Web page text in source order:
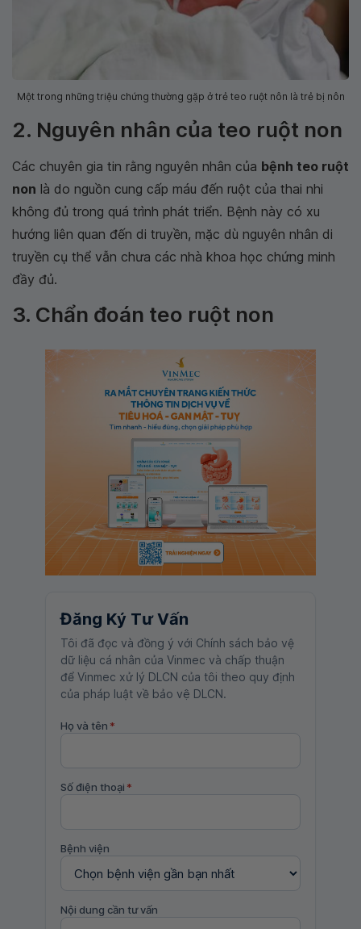
Một trong những triệu chứng thường gặp ở trẻ teo ruột nôn là trẻ bị nôn
2. Nguyên nhân của teo ruột non
Các chuyên gia tin rằng nguyên nhân của bệnh teo ruột
non là do nguồn cung cấp máu đến ruột của thai nhi
không đủ trong quá trình phát triển. Bệnh này có xu
hướng liên quan đến di truyền, mặc dù nguyên nhân di
truyền cụ thể vẫn chưa các nhà khoa học chứng minh
đầy đủ.
3. Chẩn đoán teo ruột non
Đăng Ký Tư Vấn
Tôi đã đọc và đồng ý với Chính sách bảo vệ
dữ liệu cá nhân của Vinmec và chấp thuận
để Vinmec xử lý DLCN của tôi theo quy định
của pháp luật về bảo vệ DLCN.
Họ và tên *
Số điện thoại *
Bệnh viện
Nội dung cần tư vấn